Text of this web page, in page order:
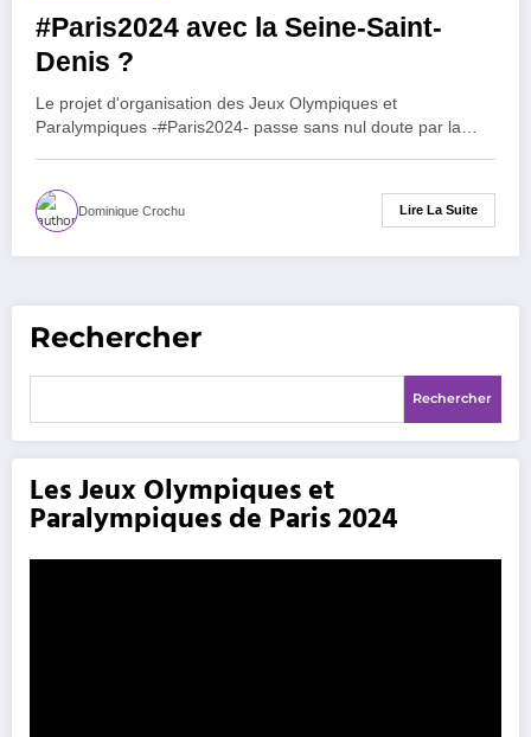
#Paris2024 avec la Seine-Saint-
Denis ?
Le projet d'organisation des Jeux Olympiques et
Paralympiques -#Paris2024- passe sans nul doute par la…
Dominique Crochu Lire La Suite
Rechercher
Rechercher
Les Jeux Olympiques et
Paralympiques de Paris 2024